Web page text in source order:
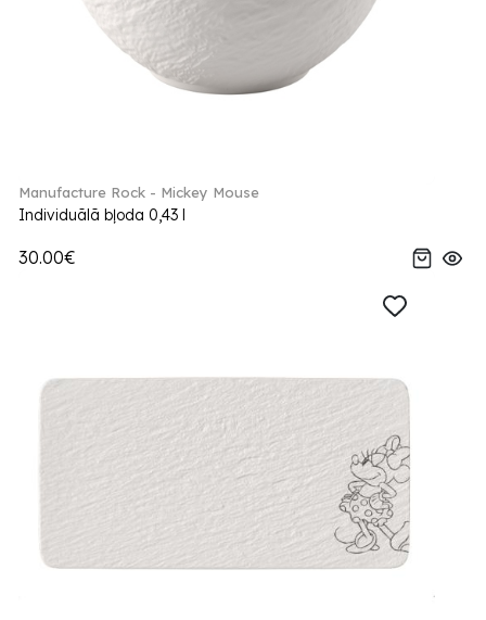
Manufacture Rock - Mickey Mouse
Individuālā bļoda 0,43 l
30.00€